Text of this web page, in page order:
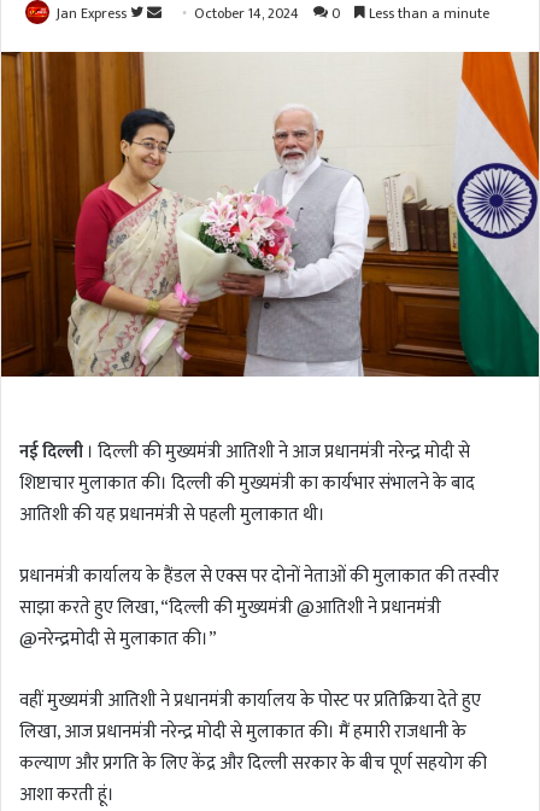
Jan Express
F
o
w
o
n
T
w
i
t
t
a
n
e
m
a
i
l
October 14, 2024 0 Less than a minute
नई दिल्ली । दिल्ली की मुख्यमंत्री आतिशी ने आज प्रधानमंत्री नरेन्द्र मोदी से
शिष्टाचार मुलाकात की। दिल्ली की मुख्यमंत्री का कार्यभार संभालने के बाद
आतिशी की यह प्रधानमंत्री से पहली मुलाकात थी।
प्रधानमंत्री कार्यालय के हैंडल से एक्स पर दोनों नेताओं की मुलाकात की तस्वीर
साझा करते हुए लिखा, “दिल्ली की मुख्यमंत्री @आतिशी ने प्रधानमंत्री
@नरेन्द्रमोदी से मुलाकात की।”
वहीं मुख्यमंत्री आतिशी ने प्रधानमंत्री कार्यालय के पोस्ट पर प्रतिक्रिया देते हुए
लिखा, आज प्रधानमंत्री नरेन्द्र मोदी से मुलाकात की। मैं हमारी राजधानी के
कल्याण और प्रगति के लिए केंद्र और दिल्ली सरकार के बीच पूर्ण सहयोग की
आशा करती हूं।